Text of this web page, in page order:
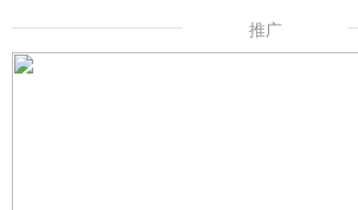
推广